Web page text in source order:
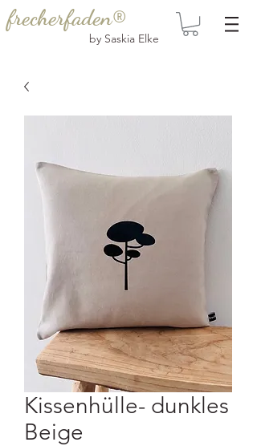
frecherfaden®
by Saskia Elke
Kissenhülle- dunkles
Beige